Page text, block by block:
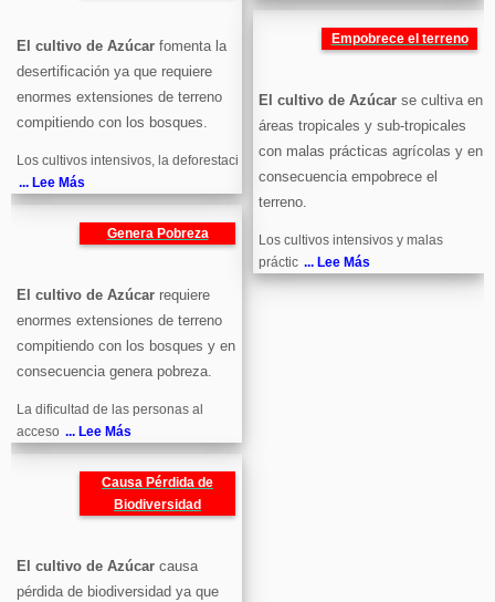
El cultivo de Azúcar fomenta la
desertificación ya que requiere
enormes extensiones de terreno
compitiendo con los bosques.
Los cultivos intensivos, la deforestaci
... Lee Más
Genera Pobreza
El cultivo de Azúcar requiere
enormes extensiones de terreno
compitiendo con los bosques y en
consecuencia genera pobreza.
La dificultad de las personas al
acceso ... Lee Más
Causa Pérdida de
Biodiversidad
El cultivo de Azúcar causa
pérdida de biodiversidad ya que
Empobrece el terreno
El cultivo de Azúcar se cultiva en
áreas tropicales y sub-tropicales
con malas prácticas agrícolas y en
consecuencia empobrece el
terreno.
Los cultivos intensivos y malas
práctic ... Lee Más